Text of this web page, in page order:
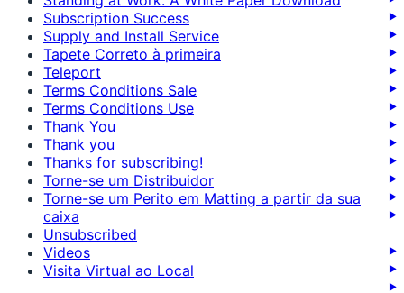
Subscription Success
Supply and Install Service
Tapete Correto à primeira
Teleport
Terms Conditions Sale
Terms Conditions Use
Thank You
Thank you
Thanks for subscribing!
Torne-se um Distribuidor
Torne-se um Perito em Matting a partir da sua
caixa
Unsubscribed
Videos
Visita Virtual ao Local